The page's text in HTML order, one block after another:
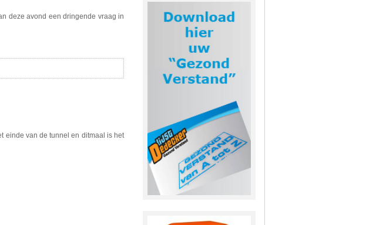
deze avond een dringende vraag in
einde van de tunnel en ditmaal is het